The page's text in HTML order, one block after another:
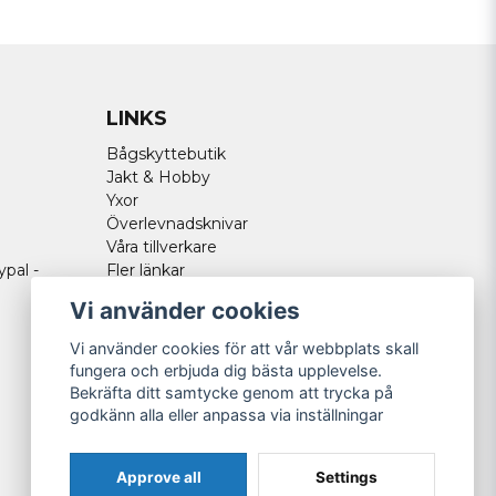
-
LINKS
Bågskyttebutik
Jakt & Hobby
Yxor
Överlevnadsknivar
Våra tillverkare
Fler länkar
Vi använder cookies
Vi använder cookies för att vår webbplats skall
fungera och erbjuda dig bästa upplevelse.
Bekräfta ditt samtycke genom att trycka på
godkänn alla eller anpassa via inställningar
Approve all Settings